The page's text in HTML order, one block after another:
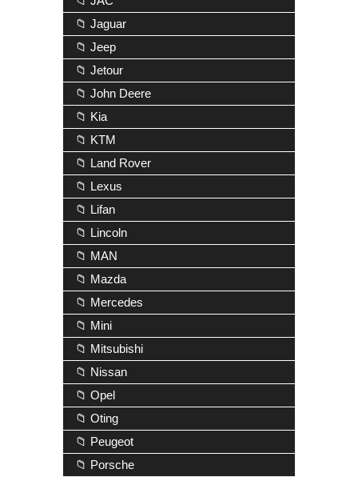
📁 Jaguar
📁 Jeep
📁 Jetour
📁 John Deere
📁 Kia
📁 KTM
📁 Land Rover
📁 Lexus
📁 Lifan
📁 Lincoln
📁 MAN
📁 Mazda
📁 Mercedes
📁 Mini
📁 Mitsubishi
📁 Nissan
📁 Opel
📁 Oting
📁 Peugeot
📁 Porsche